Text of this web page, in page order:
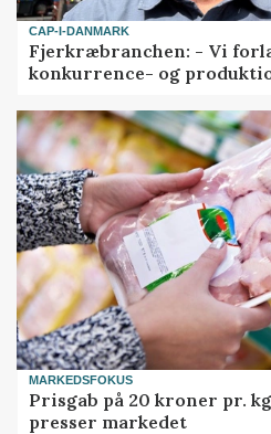
CAP-I-DANMARK
Fjerkræbranchen: - Vi
konkurrence- og
MARKEDSFOKUS
Prisgab på 20 kroner pr.
presser markedet